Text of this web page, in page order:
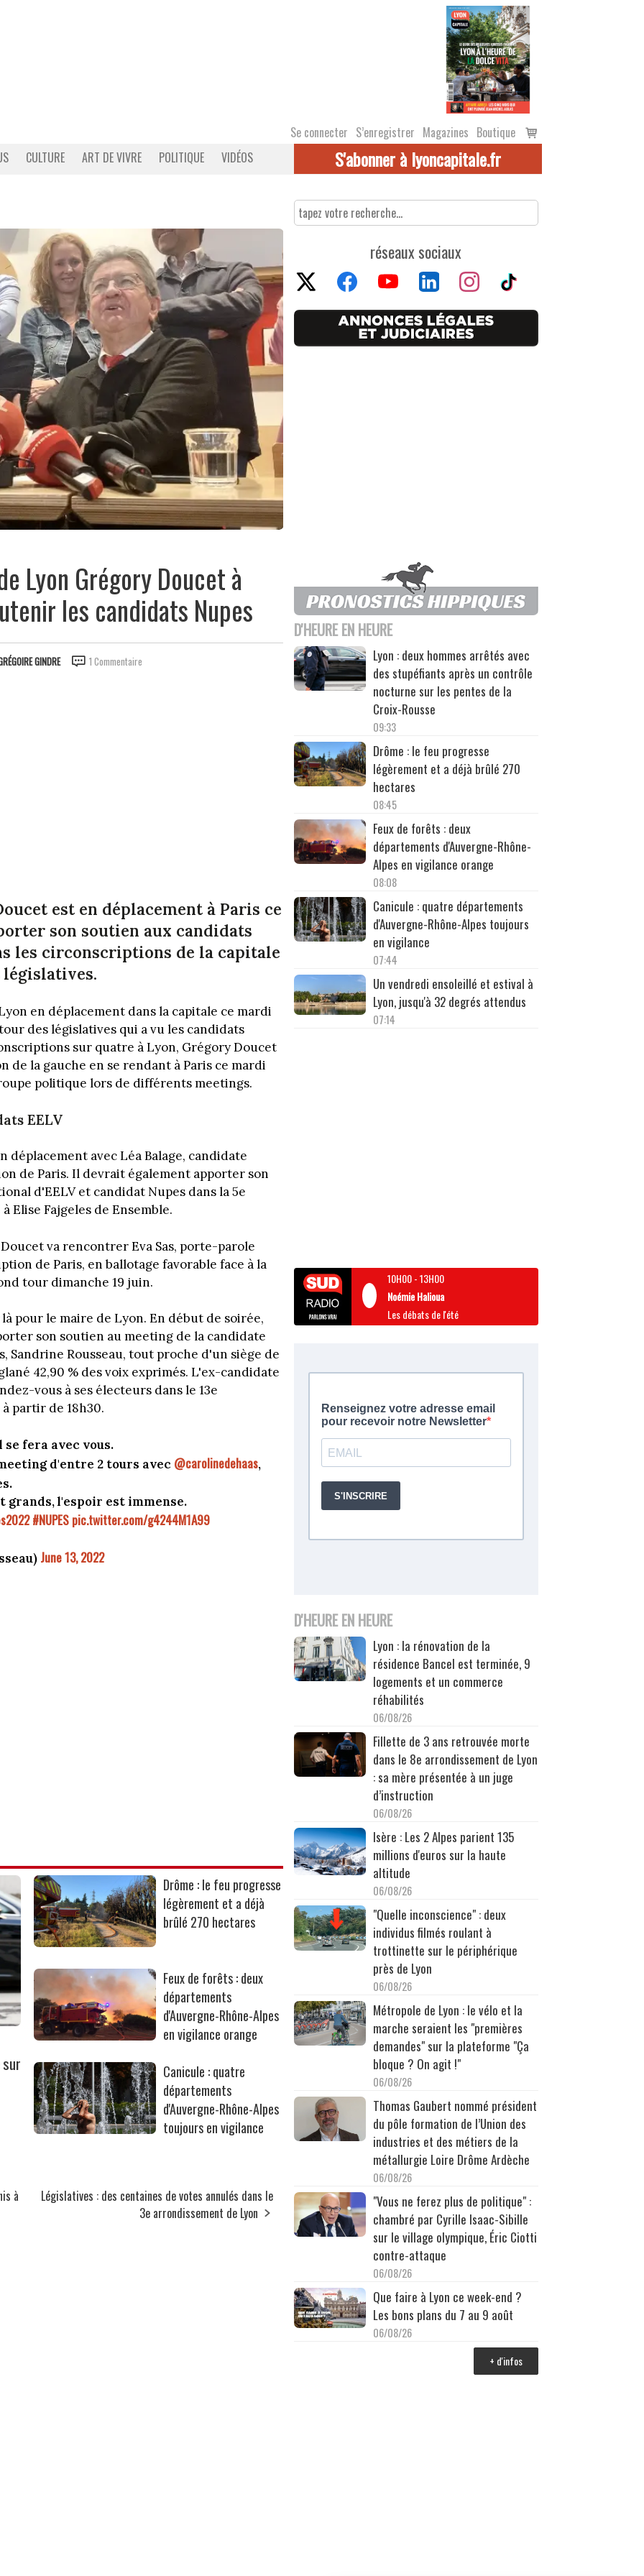
Se connecter S’enregistrer Magazines Boutique
Voir
le
CULTURE ART DE VIVRE POLITIQUE VIDÉOS S'abonner à lyoncapitale.fr
Lyon Grégory Doucet à
les candidats Nupes
GINDRE 1 Commentaire
est en déplacement à Paris ce
son soutien aux candidats
les circonscriptions de la capitale
en déplacement dans la capitale ce mardi
des législatives qui a vu les candidats
sur quatre à Lyon, Grégory Doucet
de la gauche en se rendant à Paris ce mardi
politique lors de différents meetings.
EELV
déplacement avec Léa Balage, candidate
de Paris. Il devrait également apporter son
d'EELV et candidat Nupes dans la 5e
Elise Fajgeles de Ensemble.
va rencontrer Eva Sas, porte-parole
de Paris, en ballotage favorable face à la
tour dimanche 19 juin.
pour le maire de Lyon. En début de soirée,
son soutien au meeting de la candidate
Sandrine Rousseau, tout proche d'un siège de
42,90 % des voix exprimés. L'ex-candidate
vous à ses électeurs dans le 13e
partir de 18h30.
fera avec vous.
d'entre 2 tours avec @carolinedehaas,
grands, l'espoir est immense.
#NUPES pic.twitter.com/g4244M1A99
June 13, 2022
Drôme : le feu progresse
légèrement et a déjà
brûlé 270 hectares
Feux de forêts : deux
départements
d'Auvergne-Rhône-Alpes
en vigilance orange
Canicule : quatre
départements
d'Auvergne-Rhône-Alpes
toujours en vigilance
à
Législatives : des centaines de votes annulés dans le
3e arrondissement de Lyon
réseaux sociaux
D'HEURE EN HEURE
Lyon : deux hommes arrêtés avec
des stupéfiants après un contrôle
nocturne sur les pentes de la
Croix-Rousse
09:33
Drôme : le feu progresse
légèrement et a déjà brûlé 270
hectares
08:45
Feux de forêts : deux
départements d'Auvergne-Rhône-
Alpes en vigilance orange
08:08
Canicule : quatre départements
d'Auvergne-Rhône-Alpes toujours
en vigilance
07:44
Un vendredi ensoleillé et estival à
Lyon, jusqu'à 32 degrés attendus
07:14
10H00-13H00
Noémie Halioua
Les débats de l'été
D'HEURE EN HEURE
Lyon : la rénovation de la
résidence Bancel est terminée, 9
logements et un commerce
réhabilités
06/08/26
Fillette de 3 ans retrouvée morte
dans le 8e arrondissement de Lyon
: sa mère présentée à un juge
d’instruction
06/08/26
Isère : Les 2 Alpes parient 135
millions d'euros sur la haute
altitude
06/08/26
"Quelle inconscience" : deux
individus filmés roulant à
trottinette sur le périphérique
près de Lyon
06/08/26
Métropole de Lyon : le vélo et la
marche seraient les "premières
demandes" sur la plateforme "Ça
bloque ? On agit !"
06/08/26
Thomas Gaubert nommé président
du pôle formation de l’Union des
industries et des métiers de la
métallurgie Loire Drôme Ardèche
06/08/26
"Vous ne ferez plus de politique" :
chambré par Cyrille Isaac-Sibille
sur le village olympique, Éric Ciotti
contre-attaque
06/08/26
Que faire à Lyon ce week-end ?
Les bons plans du 7 au 9 août
06/08/26
+ d'infos